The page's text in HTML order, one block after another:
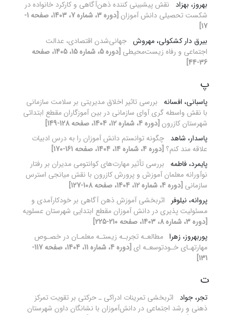
بهروز، بهزاد نقش پیش‏بینی کننده ذهن‌آگاهی و کارکرد خانواده در
شکست تحصیلی دانش‏ آموزان
[دوره 3، شماره 7، 1403، صفحه 1-
17]
بیرق دار کشکولی، مهروش جهانی‌شدن اقتصادی، عدالت
اجتماعی و رفاه زیست‌محیطی
[دوره 5، شماره 15، 1405، صفحه
36-44]
پ
پاسبانی، افسانه بررسی تاثیر اخلاق مدیریتی بر سلامت سازمانی
با نقش واسطه گری آوای سازمانی در بین آموزگاران مقطع ابتدائی
شهرستان کازرون [دوره 4، شماره 12، 1404، صفحه 128-149]
پاسدار، شاهد چگونه توانستم دانش آموزان را به درس ادبیات
علاقه مند کنم؟ [دوره 4، شماره 14، 1404، صفحه 161-170]
پایمرد، فاطمه بررسی تأثیر مهارت‌های کوانتومی مدیران بر رفتار
نوآورانه معلمان آموزش و پرورش کازرون با نقش میانجی استرس
سازمانی [دوره 4، شماره 12، 1404، صفحه 108-127]
پروانه، نیلوفر
اثربخشی آموزش ذهن‏ آگاهی بر خودکارآمدی و
مسئولیت ‏پذیری در دانش ‏آموزان مقطع ابتدایی شهرستان عسلویه
[دوره 3، شماره 8، 1403، صفحه 210-225]
پوربهروز، زهرا مطالعـه تجربـه زیستـه معلمـان در خصـوص
مهارتهـای خـودتوسعـه ای
[دوره 4، شماره 11، 1404، صفحه 117-
131]
ت
تجر، جواد اثربخشی تمرینات ادراکی ـ حرکتی بر تقویت تمرکز
ذهنی و رشد اجتماعی در دانش‌آموزان با نشانگان داون شهرستان